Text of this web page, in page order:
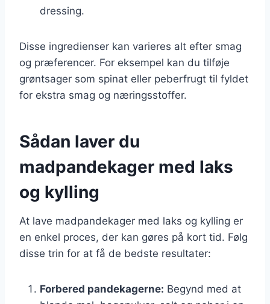
dressing.
Disse ingredienser kan varieres alt efter smag
og præferencer. For eksempel kan du tilføje
grøntsager som spinat eller peberfrugt til fyldet
for ekstra smag og næringsstoffer.
Sådan laver du
madpandekager med laks
og kylling
At lave madpandekager med laks og kylling er
en enkel proces, der kan gøres på kort tid. Følg
disse trin for at få de bedste resultater:
Forbered pandekagerne: Begynd med at